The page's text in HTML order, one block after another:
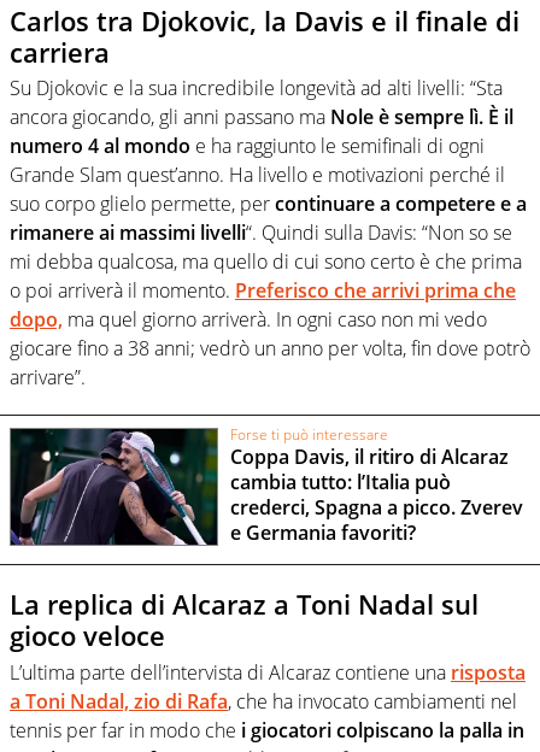
Carlos tra Djokovic, la Davis e il finale di
carriera
Su Djokovic e la sua incredibile longevità ad alti livelli: “Sta
ancora giocando, gli anni passano ma Nole è sempre lì. È il
numero 4 al mondo e ha raggiunto le semifinali di ogni
Grande Slam quest’anno. Ha livello e motivazioni perché il
suo corpo glielo permette, percontinuare a competere e a
rimanere ai massimi livelli“. Quindi sulla Davis: “Non so se
mi debba qualcosa, ma quello di cui sono certo è che prima
o poi arriverà il momento. Preferisco che arrivi prima che
dopo, ma quel giorno arriverà. In ogni caso non mi vedo
giocare fino a 38 anni; vedrò un anno per volta, fin dove potrò
arrivare”.
Forse ti può interessare
Coppa Davis, il ritiro di Alcaraz
cambia tutto: l’Italia può
crederci, Spagna a picco. Zverev
e Germania favoriti?
La replica di Alcaraz a Toni Nadal sul
gioco veloce
L’ultima parte dell’intervista di Alcaraz contiene una risposta
a Toni Nadal, zio di Rafa, che ha invocato cambiamenti nel
tennis per far in modo che i giocatori colpiscano la palla in